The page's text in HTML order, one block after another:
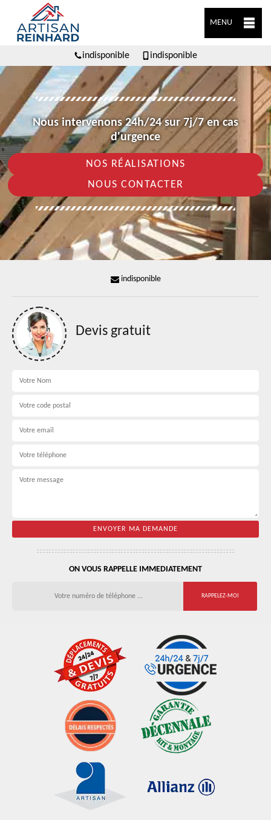
MENU
indisponible indisponible
Nous intervenons 24h/24 sur 7j/7 en cas
d'urgence
NOS RÉALISATIONS
NOUS CONTACTER
indisponible
Devis gratuit
ON VOUS RAPPELLE IMMEDIATEMENT